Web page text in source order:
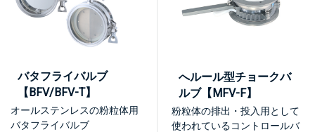
バタフライバルブ
【BFV/BFV-T】
オールステンレスの粉粒体用
バタフライバルブ
へルール型チョークバ
ルブ【MFV-F】
粉粒体の排出・投入用として
使われているコントロールバ